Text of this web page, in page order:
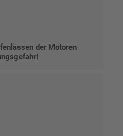
der Motoren